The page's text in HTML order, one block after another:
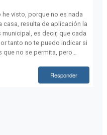
visto, porque no es nada
casa, resulta de aplicación la
es decir, que cada
tanto no te puedo indicar si
que no se permita, pero…
Responder